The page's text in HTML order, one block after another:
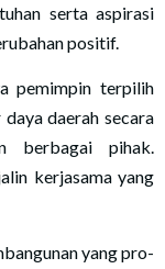
serta aspirasi
positif.
pemimpin terpilih
daerah secara
berbagai pihak.
kerjasama yang
yang pro-